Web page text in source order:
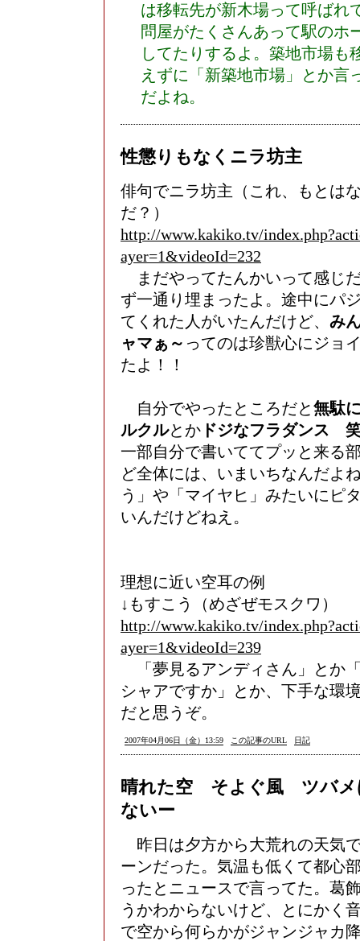
は移転先が新木場って呼ばれ
問屋がたくさんあって駅のホ
してたりするよ。築地市場も
えずに「新築地市場」とか言
だよね。
性懲りもなくニラ坊主
俳句でニラ坊主（これ、もとは
だ？）
http://www.kakiko.tv/
ayer=1&videoId=232
まだやってたんかいって感じ
ず一通り埋まったよ。途中にパ
てくれた人がいたんだけど、 み
ャマぁ～ ってのは珍獣心にジョ
たよ！！
自分でやったところだと無駄
ルクルとか ドジなフラダンス
一部自分で書いててプッと来る
ど全体には、いまいちなんだよ
う」や「マイヤヒ」みたいにピ
いんだけどねえ。
理想に近い空耳の例
↓もすこう（めざぜモスクワ）
http://www.kakiko.tv/
ayer=1&videoId=239
「夢見るアンディさん」とか
シャアですか」とか、下手な環
だと思うぞ。
2007年04月06日（金）13:59 この記事のURL 日記
晴れた空 そよぐ風 ツバメ
ないー
昨日は夕方から大荒れの天気
ーンだった。気温も低くて都心
ったとニュースで言ってた。葛
うかわからないけど、とにかく
で空から何らかがジャンジャカ